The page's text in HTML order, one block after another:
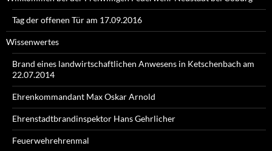
Tag der offenen Tür am 17.09.2016
Wissenwertes
Brand eines landwirtschaftlichen Anwesens in Ketschenbach am
22.07.2014
Ehrenkommandant Max Oskar Arnold
Ehrenstadtbrandinspektor Hans Gehrlicher
Feuerwehrehrenmal